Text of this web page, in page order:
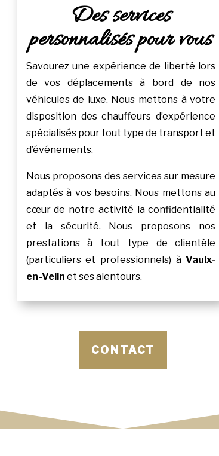
Des services
personnalisés pour vous
Savourez une expérience de liberté lors
de vos déplacements à bord de nos
véhicules de luxe. Nous mettons à votre
disposition des chauffeurs d’expérience
spécialisés pour tout type de transport et
d’événements.
Nous proposons des services sur mesure
adaptés à vos besoins. Nous mettons au
cœur de notre activité la confidentialité
et la sécurité. Nous proposons nos
prestations à tout type de clientèle
(particuliers et professionnels) àVaulx-
en-Velin et ses alentours.
CONTACT